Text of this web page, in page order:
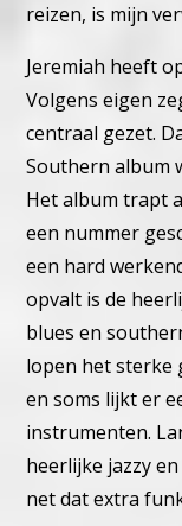
reizen, is mijn
Jeremiah heeft
Volgens eigen
centraal gezet.
Southern album
Het album trapt
een nummer
een hard
opvalt is de
blues en
lopen het sterke
en soms lijkt er
instrumenten.
heerlijke jazzy
net dat extra